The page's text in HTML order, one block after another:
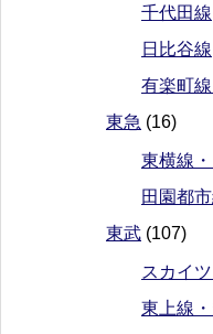
千代田線
日比谷線
有楽町
東急 (16)
東横線
田園都
東武 (107)
スカイ
東上線